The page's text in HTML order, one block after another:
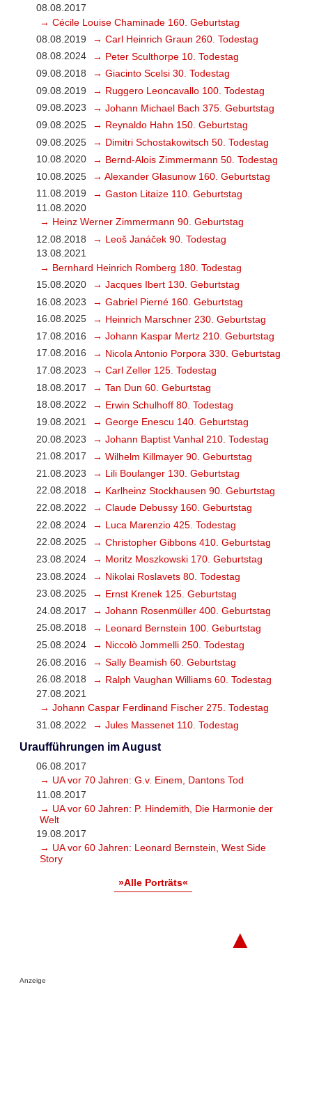
08.08.2017
→ Cécile Louise Chaminade 160. Geburtstag
08.08.2019
→ Carl Heinrich Graun 260. Todestag
08.08.2024
→ Peter Sculthorpe 10. Todestag
09.08.2018
→ Giacinto Scelsi 30. Todestag
09.08.2019
→ Ruggero Leoncavallo 100. Todestag
09.08.2023
→ Johann Michael Bach 375. Geburtstag
09.08.2025
→ Reynaldo Hahn 150. Geburtstag
09.08.2025
→ Dimitri Schostakowitsch 50. Todestag
10.08.2020
→ Bernd-Alois Zimmermann 50. Todestag
10.08.2025
→ Alexander Glasunow 160. Geburtstag
11.08.2019
→ Gaston Litaize 110. Geburtstag
11.08.2020
→ Heinz Werner Zimmermann 90. Geburtstag
12.08.2018
→ Leoš Janáček 90. Todestag
13.08.2021
→ Bernhard Heinrich Romberg 180. Todestag
15.08.2020
→ Jacques Ibert 130. Geburtstag
16.08.2023
→ Gabriel Pierné 160. Geburtstag
16.08.2025
→ Heinrich Marschner 230. Geburtstag
17.08.2016
→ Johann Kaspar Mertz 210. Geburtstag
17.08.2016
→ Nicola Antonio Porpora 330. Geburtstag
17.08.2023
→ Carl Zeller 125. Todestag
18.08.2017
→ Tan Dun 60. Geburtstag
18.08.2022
→ Erwin Schulhoff 80. Todestag
19.08.2021
→ George Enescu 140. Geburtstag
20.08.2023
→ Johann Baptist Vanhal 210. Todestag
21.08.2017
→ Wilhelm Killmayer 90. Geburtstag
21.08.2023
→ Lili Boulanger 130. Geburtstag
22.08.2018
→ Karlheinz Stockhausen 90. Geburtstag
22.08.2022
→ Claude Debussy 160. Geburtstag
22.08.2024
→ Luca Marenzio 425. Todestag
22.08.2025
→ Christopher Gibbons 410. Geburtstag
23.08.2024
→ Moritz Moszkowski 170. Geburtstag
23.08.2024
→ Nikolai Roslavets 80. Todestag
23.08.2025
→ Ernst Krenek 125. Geburtstag
24.08.2017
→ Johann Rosenmüller 400. Geburtstag
25.08.2018
→ Leonard Bernstein 100. Geburtstag
25.08.2024
→ Niccolò Jommelli 250. Todestag
26.08.2016
→ Sally Beamish 60. Geburtstag
26.08.2018
→ Ralph Vaughan Williams 60. Todestag
27.08.2021
→ Johann Caspar Ferdinand Fischer 275. Todestag
31.08.2022
→ Jules Massenet 110. Todestag
Uraufführungen im August
06.08.2017
→ UA vor 70 Jahren: G.v. Einem, Dantons Tod
11.08.2017
→ UA vor 60 Jahren: P. Hindemith, Die Harmonie der
Welt
19.08.2017
→ UA vor 60 Jahren: Leonard Bernstein, West Side
Story
»Alle Porträts«
▲
Anzeige